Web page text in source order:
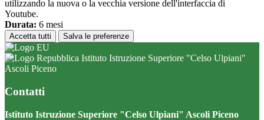
utilizzando la nuova o la vecchia versione dell'interfaccia di
Youtube.
Durata: 6 mesi
Accetta tutti Salva le preferenze
Istituto Istruzione Superiore "Celso Ulpiani"
Ascoli Piceno
Contatti
Istituto Istruzione Superiore "Celso Ulpiani" Ascoli Piceno